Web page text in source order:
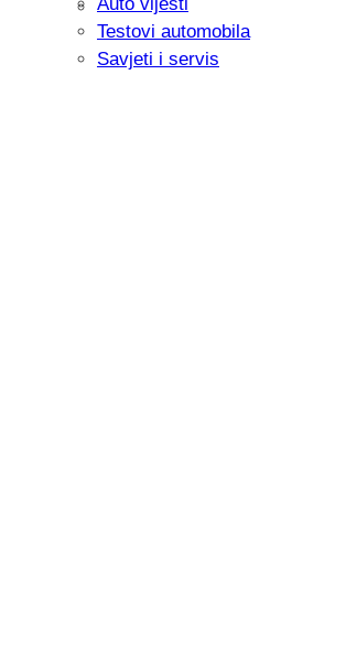
Savjetujemo: Što učiniti
Testovi automobila
Savjeti i servis